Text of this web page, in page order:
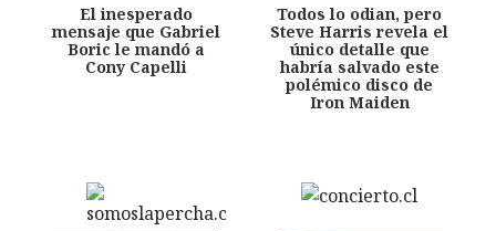
El inesperado
mensaje que Gabriel
Boric le mandó a
Cony Capelli
Todos lo odian, pero
Steve Harris revela el
único detalle que
habría salvado este
polémico disco de
Iron Maiden